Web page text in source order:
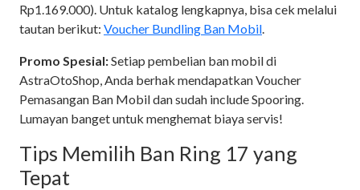
Rp1.169.000). Untuk katalog lengkapnya, bisa cek melalui
tautan berikut: Voucher Bundling Ban Mobil
Promo Spesial:Setiap pembelian ban mobil di
AstraOtoShop, Anda berhak mendapatkan Voucher
Pemasangan Ban Mobil dan sudah include Spooring.
Lumayan banget untuk menghemat biaya servis!
Tips Memilih Ban Ring 17 yang
Tepat